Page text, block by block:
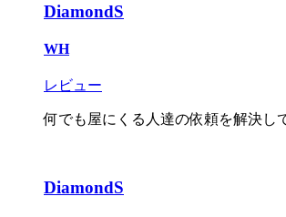
DiamondS
WH
レビュー
何でも屋にくる人達の依頼を解決し
DiamondS